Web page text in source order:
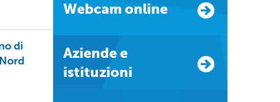
di
Webcam online
Aziende e
istituzioni